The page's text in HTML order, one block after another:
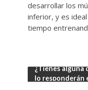
desarrollar los
inferior, y es
tiempo
¿Tienes alguna
lo responderán